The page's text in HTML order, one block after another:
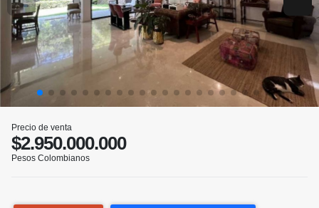
Precio de venta
$2.950.000.000
Pesos Colombianos